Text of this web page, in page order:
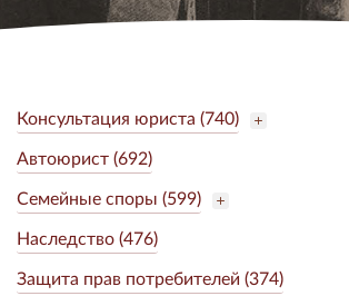
Консультация юриста (740)
Автоюрист (692)
Семейные споры (599)
Наследство (476)
Защита прав потребителей (374)